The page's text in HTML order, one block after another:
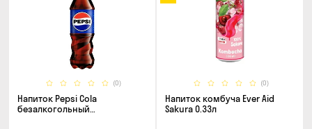
(0)
Напиток Pepsi Cola
безалкогольный
(0)
Напиток комбуча Ever Aid
Sakura 0.33л